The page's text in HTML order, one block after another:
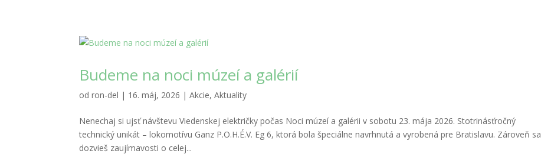
Budeme na noci múzeí a galérií
odron-del | 16. máj, 2026 |Akcie,Aktuality
Nenechaj si ujsť návštevu Viedenskej električky počas Noci múzeí a galérii v sobotu 23. mája 2026. Stotrinásťročný
technický unikát – lokomotívu Ganz P.O.H.É.V. Eg 6, ktorá bola špeciálne navrhnutá a vyrobená pre Bratislavu. Zároveň sa
dozvieš zaujímavosti o celej...